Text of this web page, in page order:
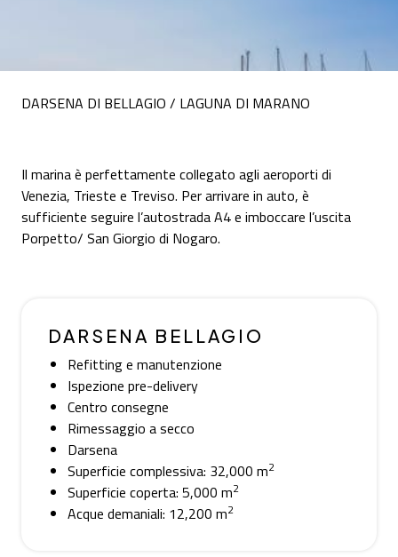
DARSENA DI BELLAGIO / LAGUNA DI MARANO
Il marina è perfettamente collegato agli aeroporti di
Venezia, Trieste e Treviso. Per arrivare in auto, è
sufficiente seguire l’autostrada A4 e imboccare l’uscita
Porpetto/ San Giorgio di Nogaro.
DARSENA BELLAGIO
Refitting e manutenzione
Ispezione pre-delivery
Centro consegne
Rimessaggio a secco
Darsena
Superficie complessiva: 32,000 m2
Superficie coperta: 5,000 m2
Acque demaniali: 12,200 m2